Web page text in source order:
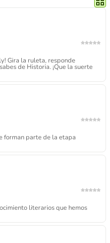
Gira la ruleta, responde
de Historia. ¡Que la suerte
forman parte de la etapa
literarios que hemos